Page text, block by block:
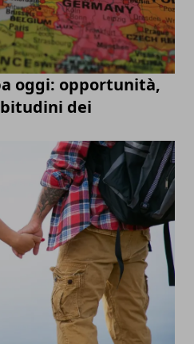
oggi: opportunità,
dei